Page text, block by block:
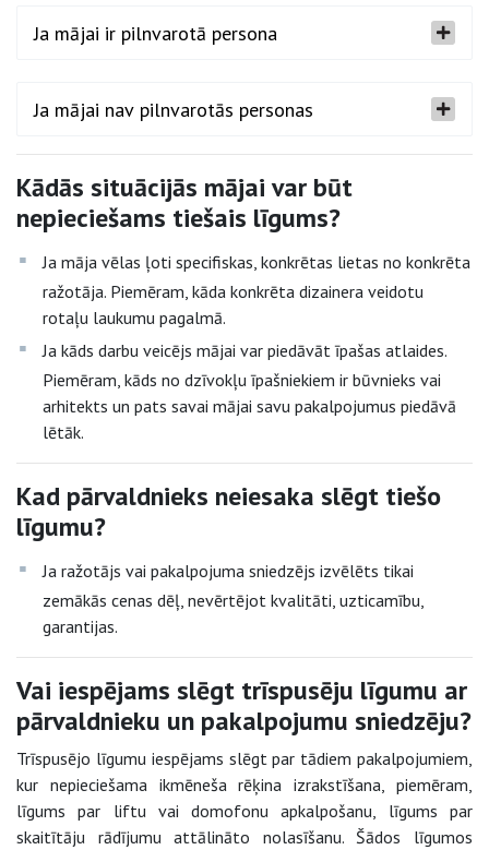
Ja mājai ir pilnvarotā persona
Ja mājai nav pilnvarotās personas
Kādās situācijās mājai var būt
nepieciešams tiešais līgums?
Ja māja vēlas ļoti specifiskas, konkrētas lietas no konkrēta
ražotāja. Piemēram, kāda konkrēta dizainera veidotu
rotaļu laukumu pagalmā.
Ja kāds darbu veicējs mājai var piedāvāt īpašas atlaides.
Piemēram, kāds no dzīvokļu īpašniekiem ir būvnieks vai
arhitekts un pats savai mājai savu pakalpojumus piedāvā
lētāk.
Kad pārvaldnieks neiesaka slēgt tiešo
līgumu?
Ja ražotājs vai pakalpojuma sniedzējs izvēlēts tikai
zemākās cenas dēļ, nevērtējot kvalitāti, uzticamību,
garantijas.
Vai iespējams slēgt trīspusēju līgumu ar
pārvaldnieku un pakalpojumu sniedzēju?
Trīspusējo līgumu iespējams slēgt par tādiem pakalpojumiem,
kur nepieciešama ikmēneša rēķina izrakstīšana, piemēram,
līgums par liftu vai domofonu apkalpošanu, līgums par
skaitītāju rādījumu attālināto nolasīšanu. Šādos līgumos